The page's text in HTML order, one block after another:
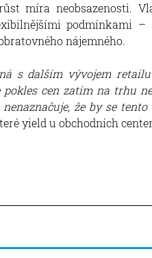
míra neobsazenosti.
podmínkami
nájemného.
s dalším vývojem
pokles cen zatím na trhu
že by se
yield u obchodních